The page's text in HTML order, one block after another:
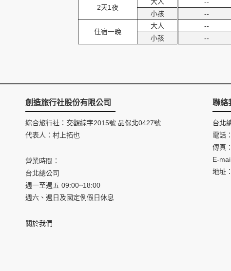
2天1夜
小孩
住宿一晚
大人
小孩
--
--
--
創造旅行社股份有限公司
綜合旅行社：交觀綜字2015號 品保北0427號
代表人：村上拓也
營業時間：
台北總公司
週一至週五 09:00~18:00
週六、週日及國定例假日休息
關於我們
聯絡
台北
電話
傳真
E-
地址